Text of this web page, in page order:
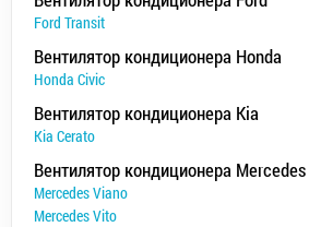
Ford Transit
Вентилятор кондиционера Honda
Honda Civic
Вентилятор кондиционера Kia
Kia Cerato
Вентилятор кондиционера Mercedes
Mercedes Viano
Mercedes Vito